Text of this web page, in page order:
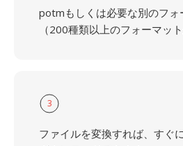
potmもしくは必要な別のフォ
（200種類以上のフォーマッ
3
ファイルを変換すれば、すぐ